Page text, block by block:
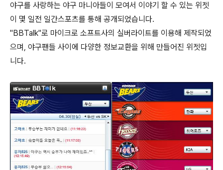
야구를 사랑하는 야구 마니아들이 모여서 이야기 할 수 있는 위젯
이 몇 일전 일간스포츠를 통해 공개되었습니다.
"BBTalk"로 마이크로 소프트사의 실버라이트를 이용해 제작되었
으며, 야구팬들 사이에 다양한 정보교환을 위해 만들어진 위젯입
니다.